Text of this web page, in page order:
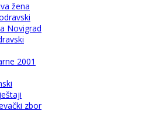
žena
Novigrad
2001
zbor